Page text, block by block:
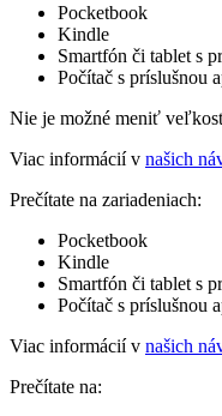
Pocketbook
Kindle
Smartfón či tablet s
Počítač s príslušnou
Nie je možné meniť
Viac informácií v našich
Prečítate na zariadeniach:
Pocketbook
Kindle
Smartfón či tablet s
Počítač s príslušnou
Viac informácií v našich
Prečítate na: